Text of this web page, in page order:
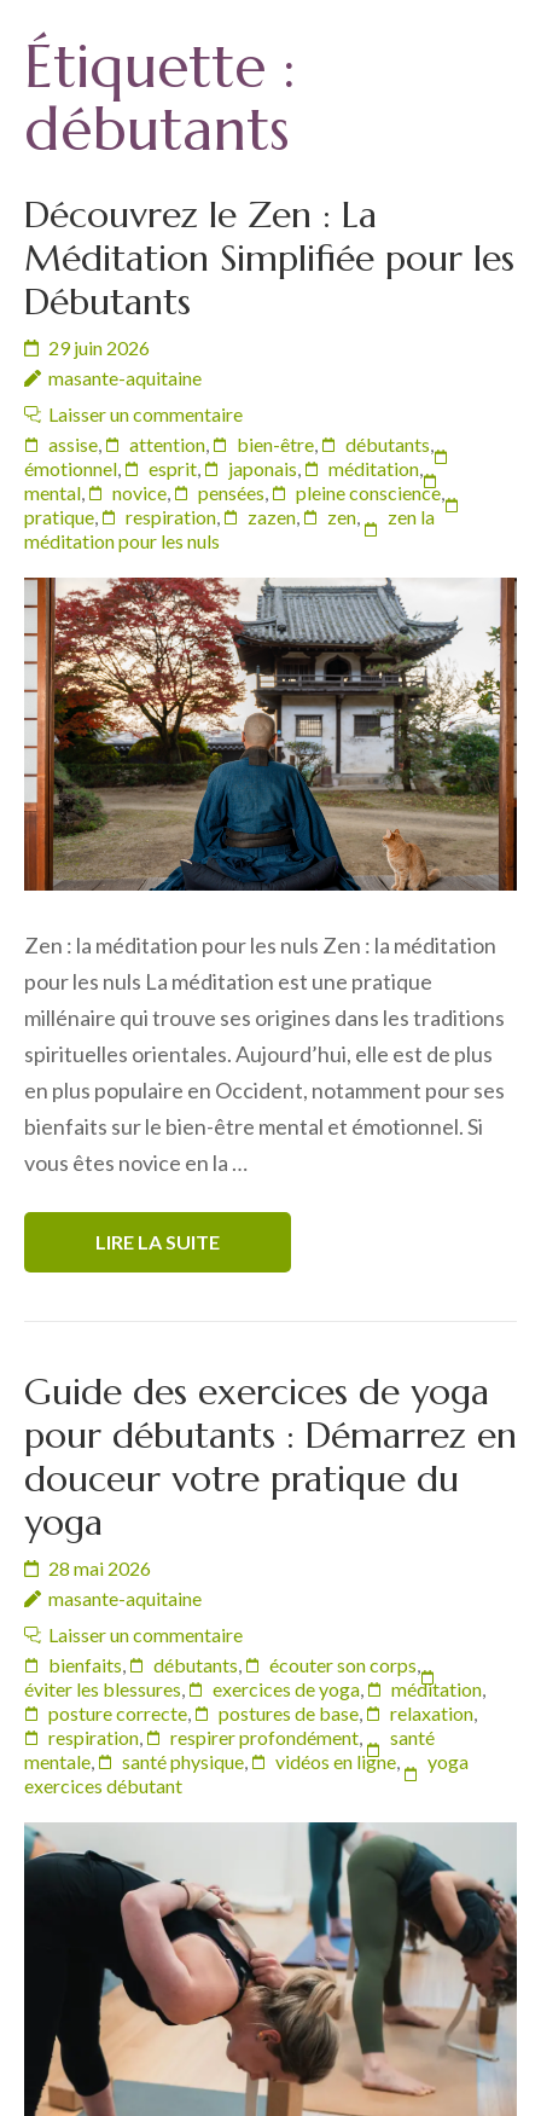
Étiquette :
débutants
Découvrez le Zen : La
Méditation Simplifiée pour les
Débutants
29 juin 2026
masante-aquitaine
Laisser un commentaire
assise, attention, bien-être, débutants,
émotionnel, esprit, japonais, méditation,
mental, novice, pensées, pleine conscience,
pratique, respiration, zazen, zen,
zen la
méditation pour les nuls
Zen : la méditation pour les nuls Zen : la méditation
pour les nuls La méditation est une pratique
millénaire qui trouve ses origines dans les traditions
spirituelles orientales. Aujourd’hui, elle est de plus
en plus populaire en Occident, notamment pour ses
bienfaits sur le bien-être mental et émotionnel. Si
vous êtes novice en la …
LIRE LA SUITE
Guide des exercices de yoga
pour débutants : Démarrez en
douceur votre pratique du
yoga
28 mai 2026
masante-aquitaine
Laisser un commentaire
bienfaits, débutants, écouter son corps,
éviter les blessures, exercices de yoga, méditation,
posture correcte, postures de base, relaxation,
respiration, respirer profondément,
santé
mentale, santé physique, vidéos en ligne,
yoga
exercices débutant